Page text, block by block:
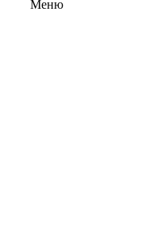
Меню